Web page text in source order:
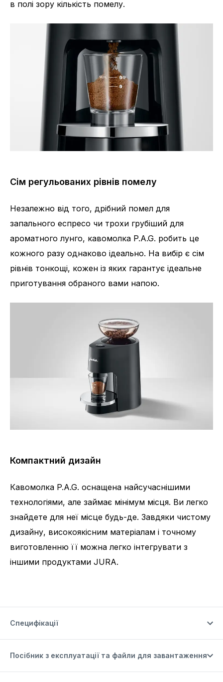
в полі зору кількість помелу.
Сім регульованих рівнів помелу
Незалежно від того, дрібний помел для
запального еспресо чи трохи грубіший для
ароматного лунго, кавомолка P.A.G. робить це
кожного разу однаково ідеально. На вибір є сім
рівнів тонкощі, кожен із яких гарантує ідеальне
приготування обраного вами напою.
Компактний дизайн
Кавомолка P.A.G. оснащена найсучаснішими
технологіями, але займає мінімум місця. Ви легко
знайдете для неї місце будь-де. Завдяки чистому
дизайну, високоякісним матеріалам і точному
виготовленню її можна легко інтегрувати з
іншими продуктами JURA.
Специфікації
Посібник з експлуатації та файли для завантаження